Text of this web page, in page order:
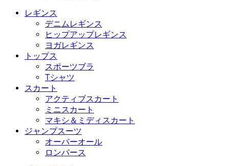
レギンス
デニムレギンス
ヒップアップレギンス
ヨガレギンス
トップス
スポーツブラ
Tシャツ
スカート
アクティブスカート
ミニスカート
マキシ＆ミディスカート
ジャンプスーツ
オーバーオール
ロンパース